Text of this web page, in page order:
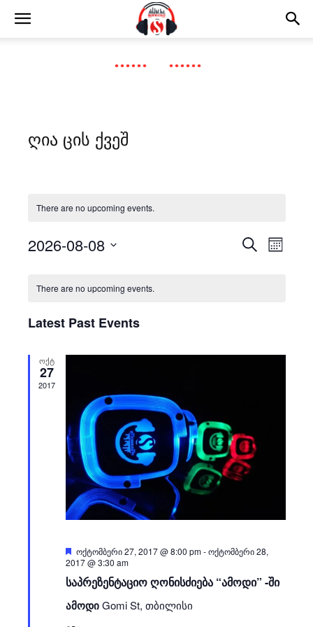
ღია ცის ქვეშ
There are no upcoming events.
Events
SearchMonth
2026-08-08
date.
Calendar
Events
There are no upcoming events.
Latest Past Events
ᲝᲥᲢ
27
2017
Featured
ოქტომბერი 27, 2017 @ 8:00 pm-ოქტომბერი 28,
2017 @ 3:30 am
საპრეზენტაციო ღონისძიება “ამოდი” -ში
ამოდიGomi St, თბილისი